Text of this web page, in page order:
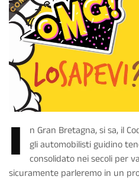
I
n Gran Bretagna, si sa, il
gli automobilisti guidino
consolidato nei secoli per
sicuramente parleremo in un